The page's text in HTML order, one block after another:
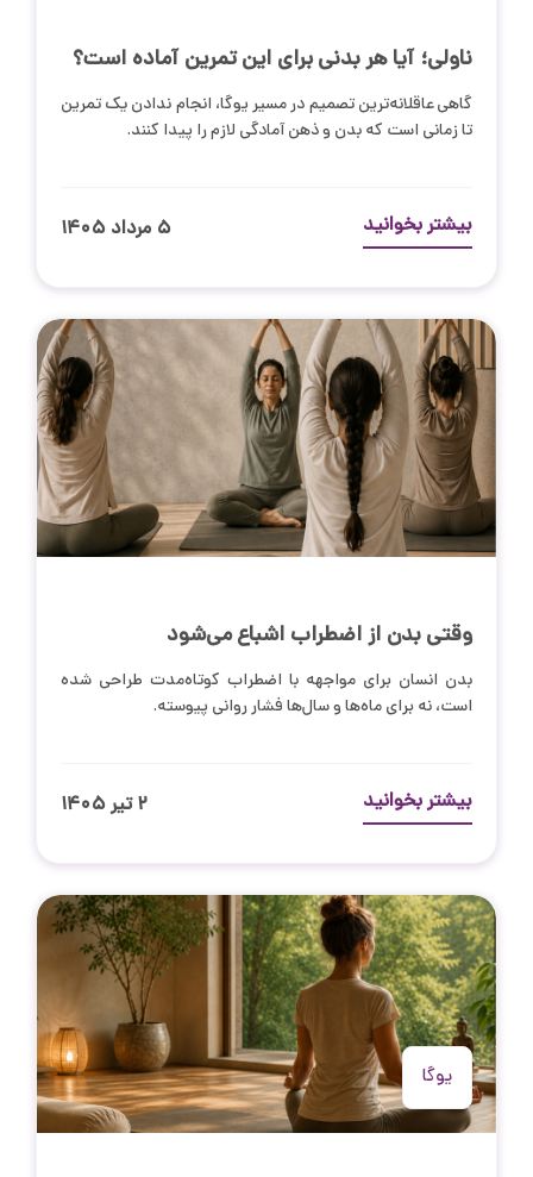
ناولی؛ آیا هر بدنی برای این تمرین آماده است؟
گاهی عاقلانه‌ترین تصمیم در مسیر یوگا، انجام ندادن یک تمرین
تا زمانی است که بدن و ذهن آمادگی لازم را پیدا کنند.
بیشتر بخوانید ۵ مرداد ۱۴۰۵
وقتی بدن از اضطراب اشباع می‌شود
بدن انسان برای مواجهه با اضطراب کوتاه‌مدت طراحی شده
است، نه برای ماه‌ها و سال‌ها فشار روانی پیوسته.
بیشتر بخوانید ۲ تیر ۱۴۰۵
یوگا